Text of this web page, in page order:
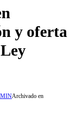
y oferta
Archivado en